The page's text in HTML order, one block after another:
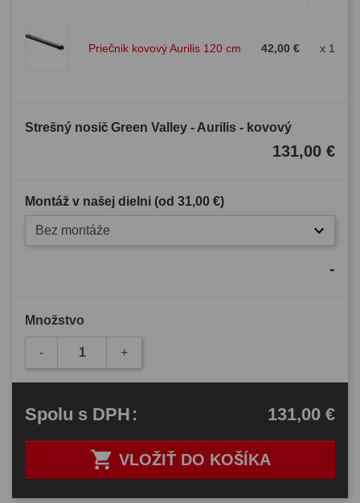
Priečnik kovový Aurilis 120 cm 42,00 € x 1
Strešný nosič Green Valley - Aurilis - kovový
131,00 €
Montáž v našej dielni (od 31,00 €)
Bez montáže
-
Množstvo
- +
 VLOŽIŤ DO KOŠÍKA
Spolu s DPH: 131,00 €